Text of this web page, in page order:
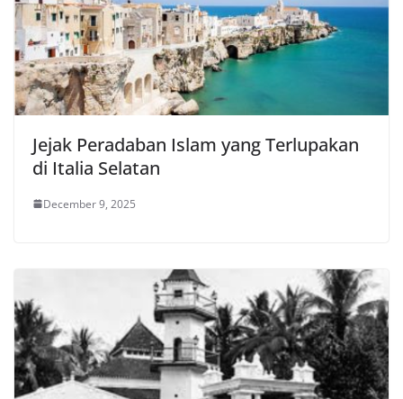
Jejak Peradaban Islam yang Terlupakan
di Italia Selatan
December 9, 2025